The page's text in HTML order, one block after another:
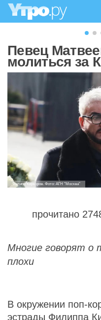
Певец
молиться за
Филипп Киркоров. Фото: АГН "Москва"
прочитано
Многие говорят о
плохи
В окружении поп-
эстрады Филиппа